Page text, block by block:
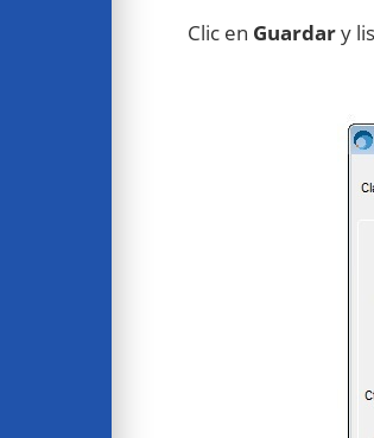
Clic en Guardary